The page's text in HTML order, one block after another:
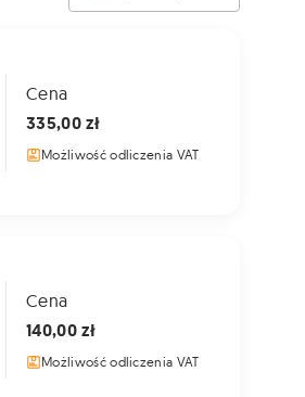
Cena
335,00 zł
Możliwość odliczenia VAT
Cena
140,00 zł
Możliwość odliczenia VAT